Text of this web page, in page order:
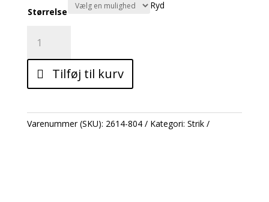
Størrelse
Ryd
KNIT
antal
Tilføj til kurv
Varenummer (SKU): 2614-804 Kategori: Strik